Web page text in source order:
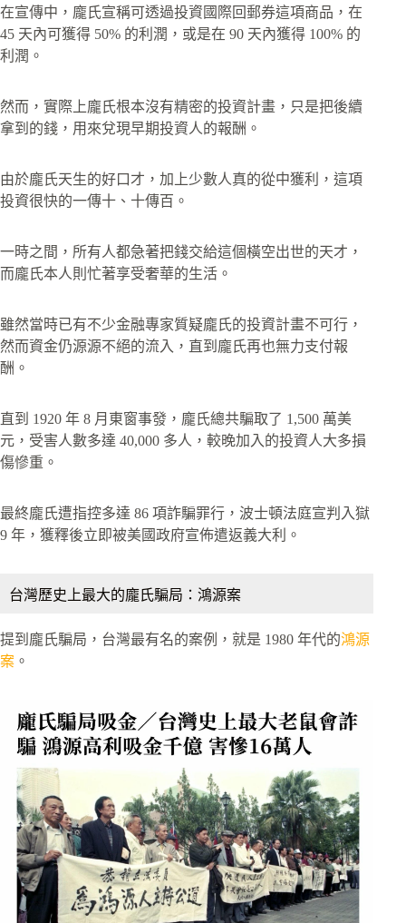
在宣傳中，龐氏宣稱可透過投資國際回郵券這項商品，在
45 天內可獲得 50% 的利潤，或是在 90 天內獲得 100% 的
利潤。
然而，實際上龐氏根本沒有精密的投資計畫，只是把後續
拿到的錢，用來兌現早期投資人的報酬。
由於龐氏天生的好口才，加上少數人真的從中獲利，這項
投資很快的一傳十、十傳百。
一時之間，所有人都急著把錢交給這個橫空出世的天才，
而龐氏本人則忙著享受奢華的生活。
雖然當時已有不少金融專家質疑龐氏的投資計畫不可行，
然而資金仍源源不絕的流入，直到龐氏再也無力支付報
酬。
直到 1920 年 8 月東窗事發，龐氏總共騙取了 1,500 萬美
元，受害人數多達 40,000 多人，較晚加入的投資人大多損
傷慘重。
最終龐氏遭指控多達 86 項詐騙罪行，波士頓法庭宣判入獄
9 年，獲釋後立即被美國政府宣佈遣返義大利。
台灣歷史上最大的龐氏騙局：鴻源案
提到龐氏騙局，台灣最有名的案例，就是 1980 年代的鴻源
案 。